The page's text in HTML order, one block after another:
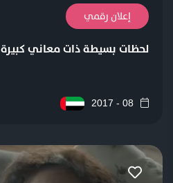
إعلان رقمي
لحظات بسيطة ذات معاني كبيرة
08 - 2017